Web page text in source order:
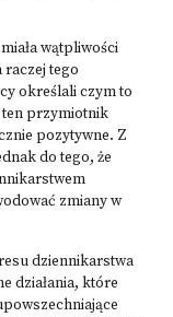
wątpliwości
tego
określali czym to
ten przymiotnik
pozytywne. Z
do tego, że
zmiany w
dziennikarstwa
działania, które